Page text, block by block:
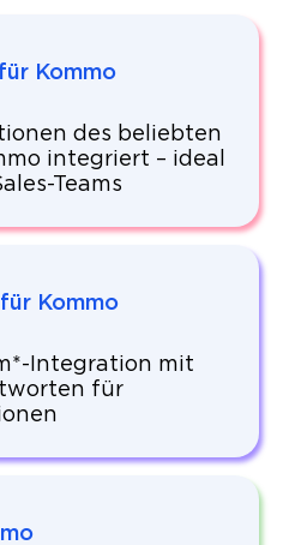
Kommo
des beliebten
integriert – ideal
Teams
Kommo
Integration mit
für